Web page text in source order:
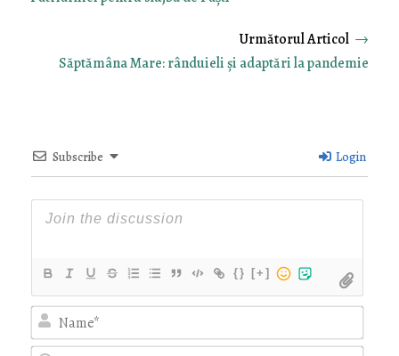
Săptămâna Mare: rânduieli și adaptări la pandemie
→
Subscribe Login
{} [+]